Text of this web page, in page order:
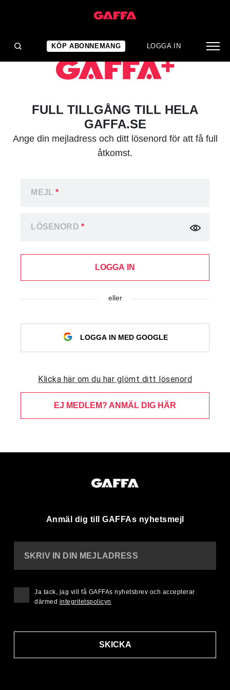
KÖP ABONNEMANG LOGGA IN
FULL TILLGÅNG TILL HELA
GAFFA.SE
Ange din mejladress och ditt lösenord för att få full
åtkomst.
MEJL*
LÖSENORD *
LOGGA IN
eller
LOGGA IN MED GOOGLE
Klicka här om du har glömt ditt lösenord
EJ MEDLEM? ANMÄL DIG HÄR
Anmäl dig till GAFFAs nyhetsmejl
SKRIV IN DIN MEJLADRESS
SKICKA
Ja tack, jag vill få GAFFAs nyhetsbrev och accepterar
därmed integritetspolicyn